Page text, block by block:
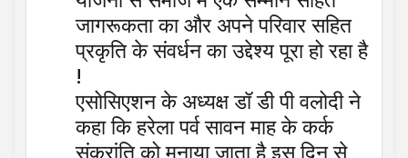
जागरूकता का और अपने परिवार सहित
प्रकृति के संवर्धन का उद्देश्य पूरा हो रहा है
!
एसोसिएशन के अध्यक्ष डॉ डी पी वलोदी ने
कहा कि हरेला पर्व सावन माह के कर्क